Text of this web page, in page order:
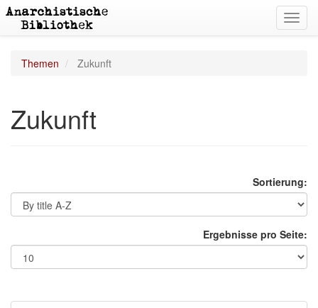
Themen Zukunft
Zukunft
Sortierung:
Ergebnisse pro Seite: